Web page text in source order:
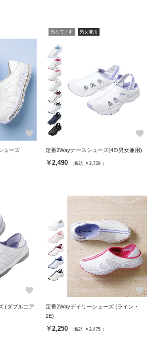
favorite
ューズ
売れてます 男女兼用
favorite
定番2Wayナースシューズ(4E/男女兼用)
￥2,490 （税込 ￥2,739 ）
favorite
(ダブルエア
favorite
定番2Wayデイリーシューズ (ライン・
2E)
￥2,250 （税込 ￥2,475 ）